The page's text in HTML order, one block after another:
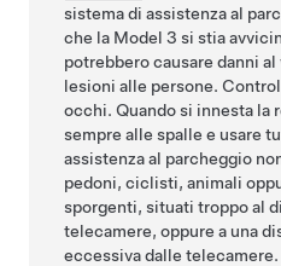
sistema di assistenza al
che la Model 3 si stia
potrebbero causare danni
lesioni alle persone.
occhi. Quando si innesta la
sempre alle spalle e usare
assistenza al parcheggio
pedoni, ciclisti, animali
sporgenti, situati troppo al
telecamere, oppure a una
eccessiva dalle